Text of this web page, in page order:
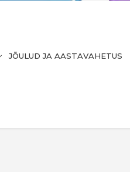
JÕULUD JA AASTAVAHETUS